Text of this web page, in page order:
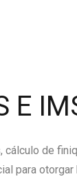
E
cálculo de
para